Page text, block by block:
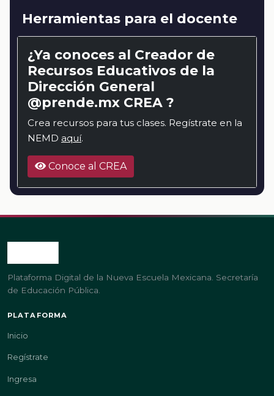
Herramientas para el docente
¿Ya conoces al Creador de
Recursos Educativos de la
Dirección General
@prende.mx CREA ?
Crea recursos para tus clases. Regístrate en la
NEMD aquí.
Conoce al CREA
Plataforma Digital de la Nueva Escuela Mexicana. Secretaría
de Educación Pública.
PLATAFORMA
Inicio
Regístrate
Ingresa